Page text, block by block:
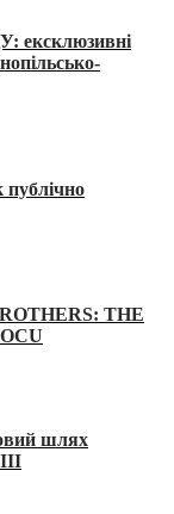
THE
шлях
III